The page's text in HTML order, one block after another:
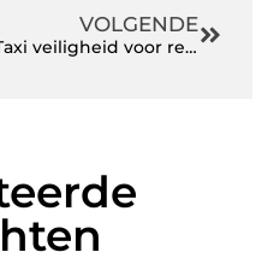
VOLGENDE
Taxi veiligheid voor reizigers